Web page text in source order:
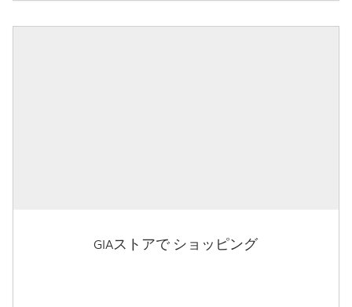
GIAストアで ショッピング